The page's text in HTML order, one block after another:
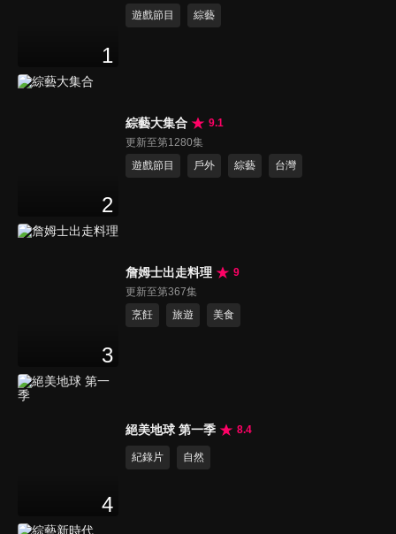
1
遊戲節目
綜藝
2
綜藝大集合
9.1
更新至第1280集
遊戲節目
戶外 綜藝 台灣
3
詹姆士出走料理
9
更新至第367集
烹飪
旅遊 美食
4
絕美地球 第一季 8.4
紀錄片 自然